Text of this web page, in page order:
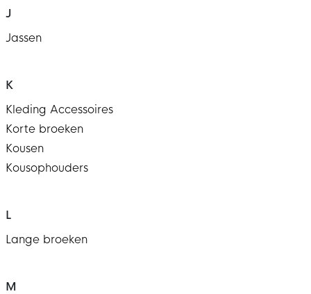
J
Jassen
K
Kleding Accessoires
Korte broeken
Kousen
Kousophouders
L
Lange broeken
M